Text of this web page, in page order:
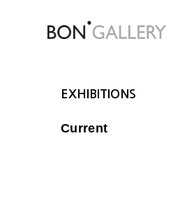
EXHIBITIONS
Current